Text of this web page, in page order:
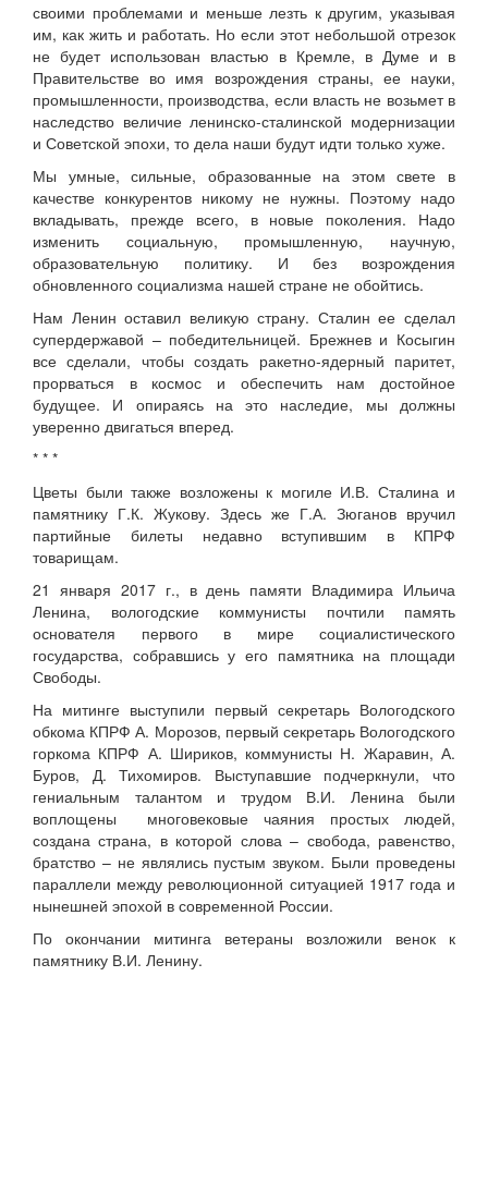
своими проблемами и меньше лезть к другим, указывая
им, как жить и работать. Но если этот небольшой отрезок
не будет использован властью в Кремле, в Думе и в
Правительстве во имя возрождения страны, ее науки,
промышленности, производства, если власть не возьмет в
наследство величие ленинско-сталинской модернизации
и Советской эпохи, то дела наши будут идти только хуже.
Мы умные, сильные, образованные на этом свете в
качестве конкурентов никому не нужны. Поэтому надо
вкладывать, прежде всего, в новые поколения. Надо
изменить социальную, промышленную, научную,
образовательную политику. И без возрождения
обновленного социализма нашей стране не обойтись.
Нам Ленин оставил великую страну. Сталин ее сделал
супердержавой – победительницей. Брежнев и Косыгин
все сделали, чтобы создать ракетно-ядерный паритет,
прорваться в космос и обеспечить нам достойное
будущее. И опираясь на это наследие, мы должны
уверенно двигаться вперед.
* * *
Цветы были также возложены к могиле И.В. Сталина и
памятнику Г.К. Жукову. Здесь же Г.А. Зюганов вручил
партийные билеты недавно вступившим в КПРФ
товарищам.
21 января 2017 г., в день памяти Владимира Ильича
Ленина, вологодские коммунисты почтили память
основателя первого в мире социалистического
государства, собравшись у его памятника на площади
Свободы.
На митинге выступили первый секретарь Вологодского
обкома КПРФ А. Морозов, первый секретарь Вологодского
горкома КПРФ А. Шириков, коммунисты Н. Жаравин, А.
Буров, Д. Тихомиров. Выступавшие подчеркнули, что
гениальным талантом и трудом В.И. Ленина были
воплощены многовековые чаяния простых людей,
создана страна, в которой слова – свобода, равенство,
братство – не являлись пустым звуком. Были проведены
параллели между революционной ситуацией 1917 года и
нынешней эпохой в современной России.
По окончании митинга ветераны возложили венок к
памятнику В.И. Ленину.